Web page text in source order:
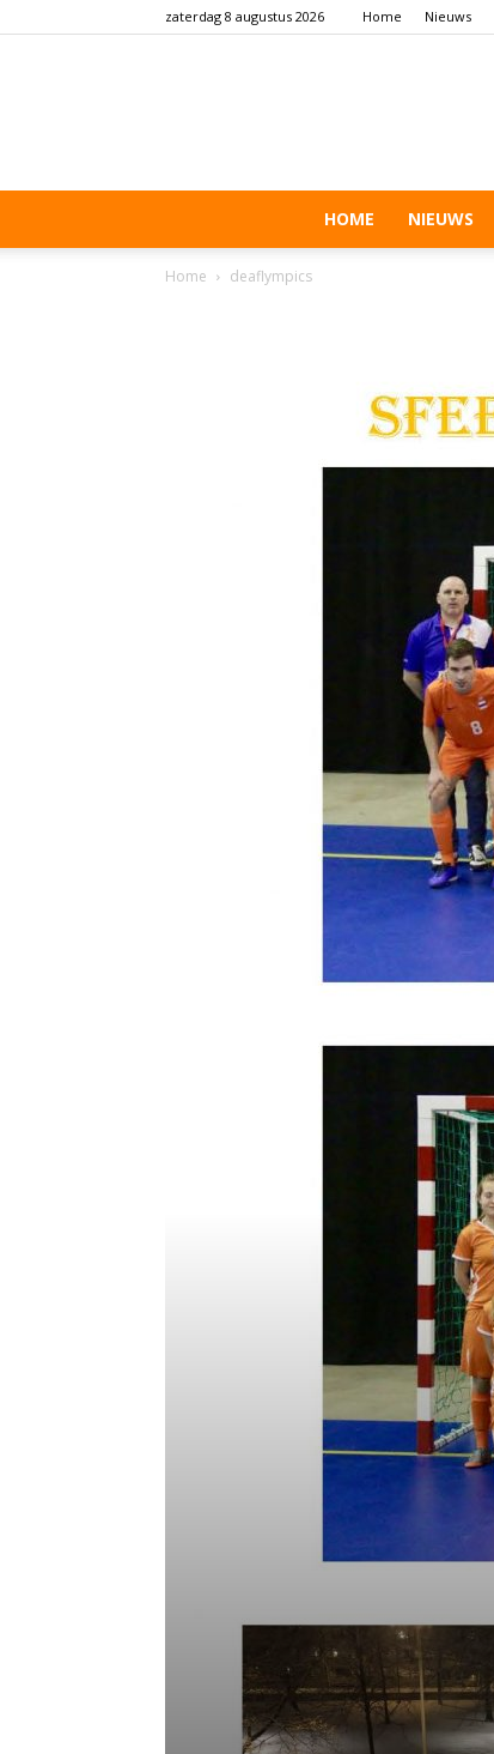
zaterdag 8 augustus 2026 Home Nieuws
HOME NIEUWS
Home deaflympics